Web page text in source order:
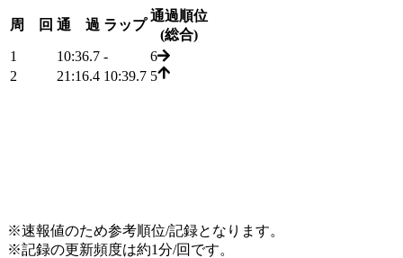
周 回 通 過 ラップ
通過順位
(総合)
1
10:36.7 -
6
2
21:16.4 10:39.7 5
※速報値のため参考順位/記録となります。
※記録の更新頻度は約1分/回です。